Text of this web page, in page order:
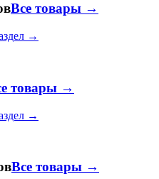
Все товары →
→
товары →
→
Все товары →